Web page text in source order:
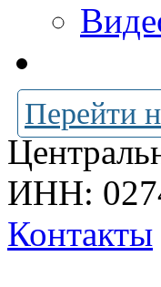
Перейти
ИНН:
Контакты